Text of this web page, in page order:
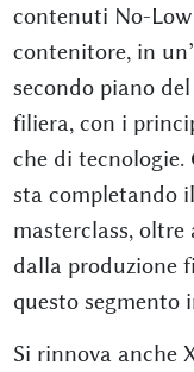
contenuti No-
contenitore, in
secondo piano
filiera, con i
che di tecnologie.
sta completando
masterclass,
dalla produzione
questo segmento
Si rinnova anche